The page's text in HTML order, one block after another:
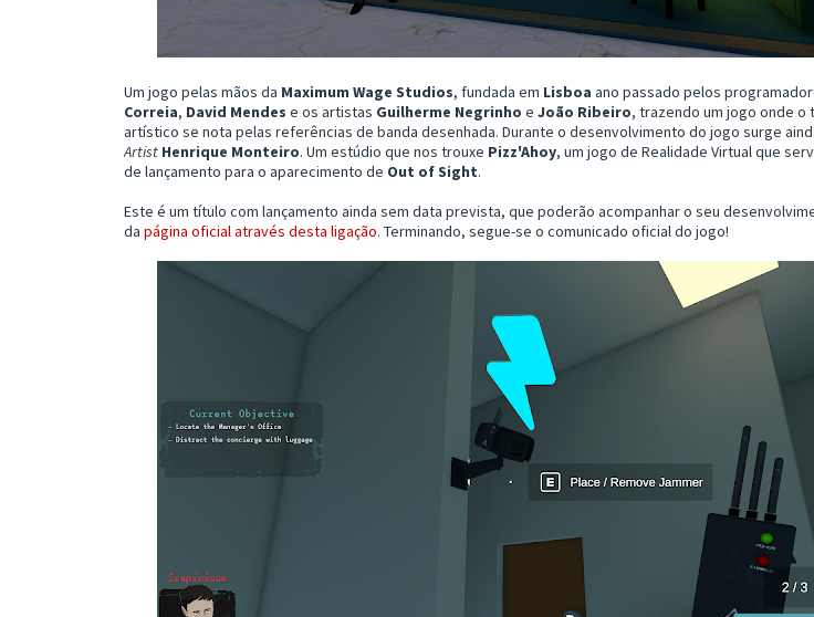
Um jogo pelas mãos da Maximum Wage Studios, fundada em Lisboa ano passado pelos
Correia, David Mendes e os artistas Guilherme Negrinho e João Ribeiro, trazendo um jogo onde o
artístico se nota pelas referências de banda desenhada. Durante o desenvolvimento do jogo surge
Artist Henrique Monteiro. Um estúdio que nos trouxe Pizz'Ahoy, um jogo de Realidade Virtual que
de lançamento para o aparecimento de Out of Sight.
Este é um título com lançamento ainda sem data prevista, que poderão acompanhar o seu
da página oficial através desta ligação. Terminando, segue-se o comunicado oficial do jogo!